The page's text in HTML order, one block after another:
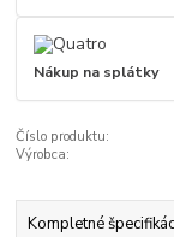
Nákup na splátky
Číslo produktu:
Výrobca:
Kompletné